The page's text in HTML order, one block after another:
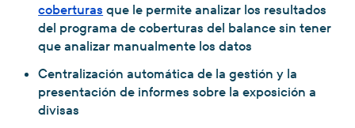
coberturas que le permite analizar los resultados
del programa de coberturas del balance sin tener
que analizar manualmente los datos
Centralización automática de la gestión y la
presentación de informes sobre la exposición a
divisas